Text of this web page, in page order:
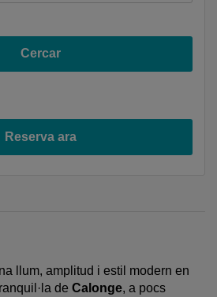
Cercar
Reserva ara
llum, amplitud i estil modern en
de Calonge, a pocs